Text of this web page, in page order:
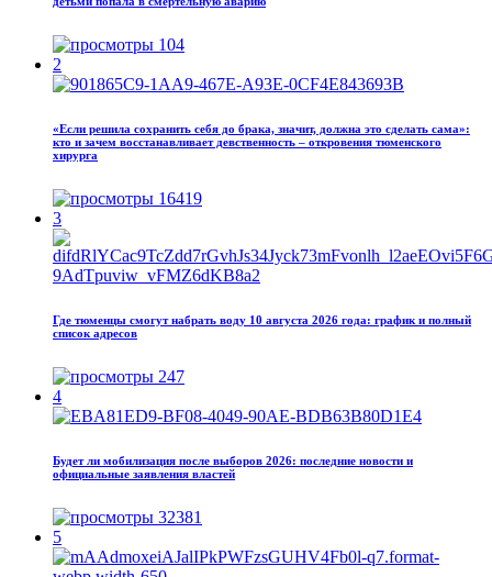
104
2
«Если решила сохранить себя до брака, значит, должна это сделать сама»:
кто и зачем восстанавливает девственность – откровения тюменского
хирурга
16419
3
Где тюменцы смогут набрать воду 10 августа 2026 года: график и полный
список адресов
247
4
Будет ли мобилизация после выборов 2026: последние новости и
официальные заявления властей
32381
5